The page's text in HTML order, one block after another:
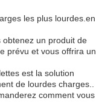
les plus lourdes.en
un produit de
prévu et vous offrira un
est la solution
de lourdes charges..
comment vous